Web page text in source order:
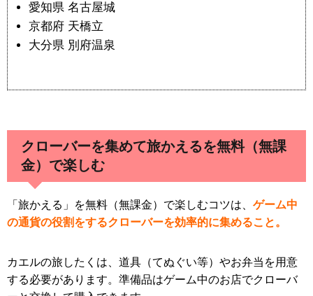
愛知県 名古屋城
京都府 天橋立
大分県 別府温泉
クローバーを集めて旅かえるを無料（無課
金）で楽しむ
「旅かえる」を無料（無課金）で楽しむコツは、 ゲーム中
の通貨の役割をするクローバーを効率的に集めること。
カエルの旅したくは、道具（てぬぐい等）やお弁当を用意
する必要があります。準備品はゲーム中のお店でクローバ